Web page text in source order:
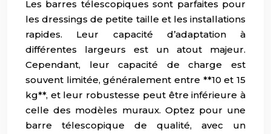
Les barres télescopiques sont parfaites pour
les dressings de petite taille et les installations
rapides. Leur capacité d’adaptation à
différentes largeurs est un atout majeur.
Cependant, leur capacité de charge est
souvent limitée, généralement entre **10 et 15
kg**, et leur robustesse peut être inférieure à
celle des modèles muraux. Optez pour une
barre télescopique de qualité, avec un